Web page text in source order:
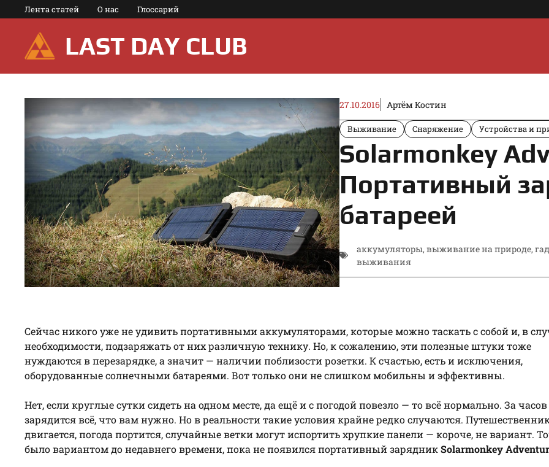
Перейти
к
содержимому
Лента статей О нас Глоссарий
LAST DAY CLUB
27.10.2016 Артём Костин
Выживание Снаряжение Устройства и
Solarmonkey
Портативный
батареей
аккумуляторы, выживание на природе,
выживания
Сейчас никого уже не удивить портативными аккумуляторами, которые можно таскать с собой и, в
необходимости, подзаряжать от них различную технику. Но, к сожалению, эти полезные штуки тоже
нуждаются в перезарядке, а значит — наличии поблизости розетки. К счастью, есть и исключения,
оборудованные солнечными батареями. Вот только они не слишком мобильны и эффективны.
Нет, если круглые сутки сидеть на одном месте, да ещё и с погодой повезло — то всё нормально. За часов
зарядится всё, что вам нужно. Но в реальности такие условия крайне редко случаются.
двигается, погода портится, случайные ветки могут испортить хрупкие панели — короче, не вариант.
было вариантом до недавнего времени, пока не появился портативный зарядникSolarmonkey